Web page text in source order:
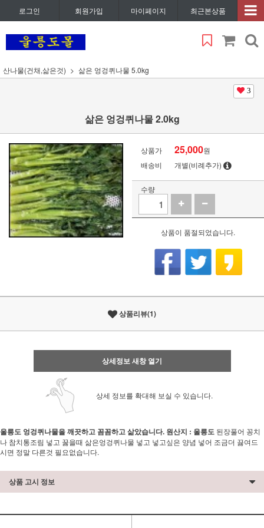
로그인 회원가입 마이페이지 최근본상품
산나물(건채,삶은것) 삶은 엉겅퀴나물 5.0kg
3
삶은 엉겅퀴나물 2.0kg
상품가 25,000원
배송비
개별(비례추가)
수량
상품이 품절되었습니다.
상품리뷰(1)
상세정보 새창 열기
상세 정보를 확대해 보실 수 있습니다.
울릉도 엉겅퀴나물을 깨끗하고 꼼꼼하고 삶았습니다. 원산지 : 울릉도 된장풀어 꽁치
나 참치통조림 넣고 꿇을때 삶은엉겅퀴나물 넣고 넣고싶은 양념 넣어 조금더 끓여드
시면 정말 다른것 필요없습니다.
상품 고시 정보